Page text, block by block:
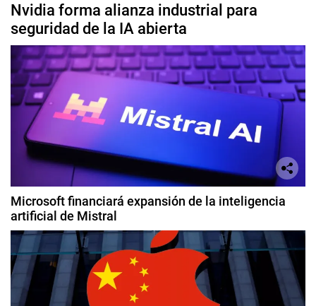
Nvidia forma alianza industrial para
seguridad de la IA abierta
Microsoft financiará expansión de la inteligencia
artificial de Mistral